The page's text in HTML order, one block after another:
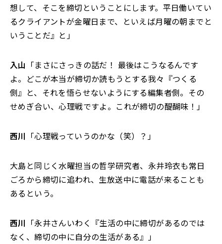
想して、そこを締切ということにします。平日働いてい
るクライアントが金曜日まで、といえば月曜の朝までと
いうことだ』と」
入山 「まさにさっきの話だ！ 最後はこうなるんです
よ。どこが本当が締切か読もうとする我々『つくる
側』と、それを悟らせないようにする編集者側。その
せめぎ合い、心理戦ですよ。これが締切の醍醐味！」
西川 「心理戦っていうのかな（笑）？」
大島と同じく水曜担当の哲学研究者、永井玲衣も常日
ごろから締切に追われ、生放送中に電話が来ることも
あるという。
西川 「永井さんいわく『生活の中に締切があるのでは
なく、締切の中に自分の生活がある』」